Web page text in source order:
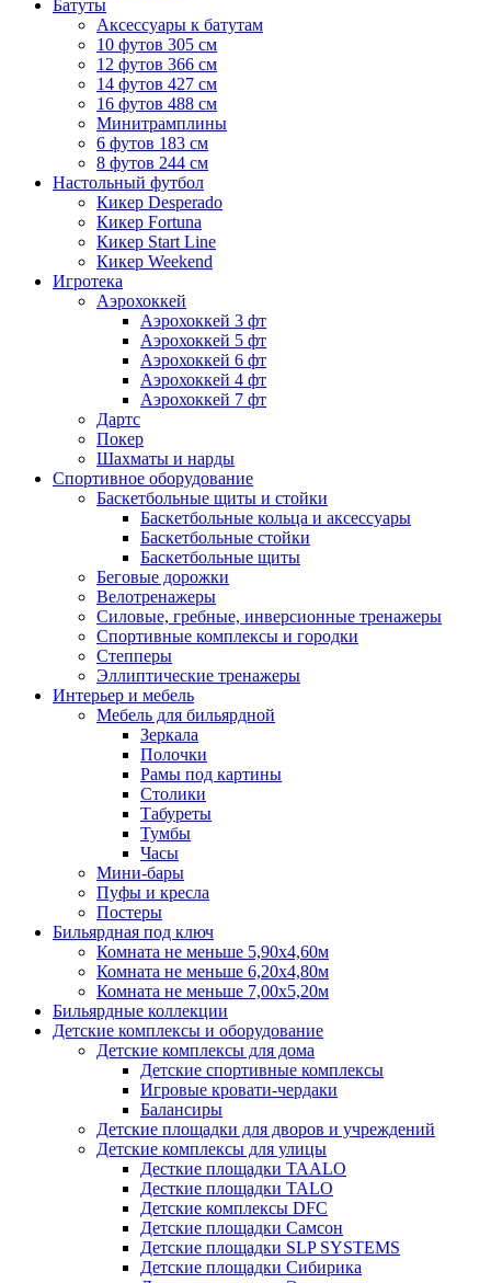
Батуты
Аксессуары к батутам
10 футов 305 см
12 футов 366 см
14 футов 427 см
16 футов 488 см
Минитрамплины
6 футов 183 см
8 футов 244 см
Настольный футбол
Кикер Desperado
Кикер Fortuna
Кикер Start Line
Кикер Weekend
Игротека
Аэрохоккей
Аэрохоккей 3 фт
Аэрохоккей 5 фт
Аэрохоккей 6 фт
Аэрохоккей 4 фт
Аэрохоккей 7 фт
Дартс
Покер
Шахматы и нарды
Спортивное оборудование
Баскетбольные щиты и стойки
Баскетбольные кольца и аксессуары
Баскетбольные стойки
Баскетбольные щиты
Беговые дорожки
Велотренажеры
Силовые, гребные, инверсионные тренажеры
Спортивные комплексы и городки
Степперы
Эллиптические тренажеры
Интерьер и мебель
Мебель для бильярдной
Зеркала
Полочки
Рамы под картины
Столики
Табуреты
Тумбы
Часы
Мини-бары
Пуфы и кресла
Постеры
Бильярдная под ключ
Комната не меньше 5,90х4,60м
Комната не меньше 6,20х4,80м
Комната не меньше 7,00х5,20м
Бильярдные коллекции
Детские комплексы и оборудование
Детские комплексы для дома
Детские спортивные комплексы
Игровые кровати-чердаки
Балансиры
Детские площадки для дворов и учреждений
Детские комплексы для улицы
Десткие площадки TAALO
Десткие площадки TALO
Детские комплексы DFC
Детские площадки Самсон
Детские площадки SLP SYSTEMS
Детские площадки Сибирика